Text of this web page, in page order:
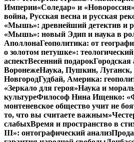
Империи«Соледар» и
война, Русская весна и русская
«Мышь»: древнейший детектив и
«Мышь»: новый Эдип и наука в
АполлонаГеополитика: от
о золотом петушке»:
аспектВесенний подарокГородская
ВоронежеНаука, Пушкин,
НовгородГудбай, Америка:
«Зеркало для героя»Наука и
культуреФилософ Нина Ищенко:
монтеневское общество учит не
то, что вы считаете важным»
слабыхВремя и пространство в
III»: онтографический анализ